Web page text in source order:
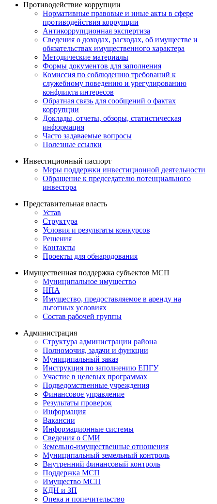
Противодействие коррупции
Нормативные правовые и иные акты в сфере
противодействия коррупции
Антикоррупционная экспертиза
Сведения о доходах, расходах, об имуществе и
обязательствах имущественного характера
Методические материалы
Формы документов для заполнения
Комиссия по соблюдению требований к
служебному поведению и урегулированию
конфликта интересов
Обратная связь для сообщений о фактах
коррупции
Доклады, отчеты, обзоры, статистическая
информация
Часто задаваемые вопросы
Полезные ссылки
Инвестиционный паспорт
Меры поддержки инвестиционной деятельности
Обращение к председателю потенциального
инвестора
Представительная власть
Устав
Структура
Условия и результаты конкурсов
Решения
Контакты
Проекты для обнародования
Имущественная поддержка субъектов МСП
Муниципальное имущество
НПА
Имущество, предоставляемое в аренду на
льготных условиях
Состав рабочей группы
Администрация
Структура администрации района
Полномочия, задачи и функции
Муниципальный заказ
Инструкция по заполнению ЕПГУ
Участие в целевых программах
Подведомственные учреждения
Финансовое управление
Результаты проверок
Информация
Вакансии
Информационные системы
Сведения о СМИ
Земельно-имущественные отношения
Муниципальный земельный контроль
Внутренний финансовый контроль
Поддержка МСП
Имущество МСП
КДН и ЗП
Опека и попечительство